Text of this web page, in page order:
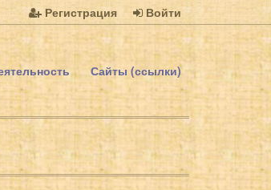
Регистрация Войти
Сайты (ссылки)